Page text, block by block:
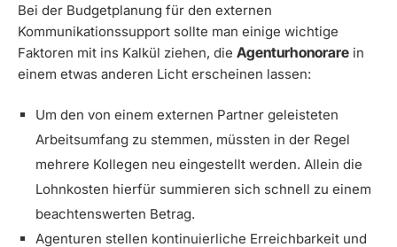
Bei der Budgetplanung für den externen
Kommunikationssupport sollte man einige wichtige
Faktoren mit ins Kalkül ziehen, die Agenturhonorare in
einem etwas anderen Licht erscheinen lassen:
Um den von einem externen Partner geleisteten
Arbeitsumfang zu stemmen, müssten in der Regel
mehrere Kollegen neu eingestellt werden. Allein die
Lohnkosten hierfür summieren sich schnell zu einem
beachtenswerten Betrag.
Agenturen stellen kontinuierliche Erreichbarkeit und